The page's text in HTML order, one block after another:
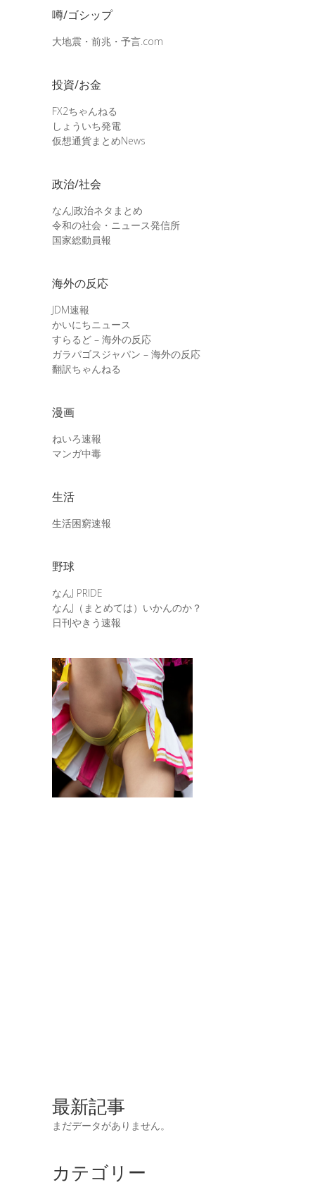
噂/ゴシップ
大地震・前兆・予言.com
投資/お金
FX2ちゃんねる
しょういち発電
仮想通貨まとめNews
政治/社会
なんJ政治ネタまとめ
令和の社会・ニュース発信所
国家総動員報
海外の反応
JDM速報
かいにちニュース
すらるど – 海外の反応
ガラパゴスジャパン – 海外の反応
翻訳ちゃんねる
漫画
ねいろ速報
マンガ中毒
生活
生活困窮速報
野球
なんJ PRIDE
なんJ（まとめては）いかんのか？
日刊やきう速報
最新記事
まだデータがありません。
カテゴリー